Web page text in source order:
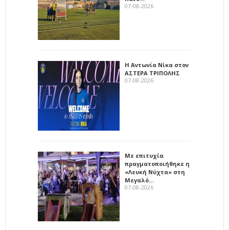
07-08-2026
Η Αντωνία Νίκα στον
ΑΣΤΕΡΑ ΤΡΙΠΟΛΗΣ
07-08-2026
Με επιτυχία
πραγματοποιήθηκε η
«Λευκή Νύχτα» στη
Μεγαλό…
07-08-2026